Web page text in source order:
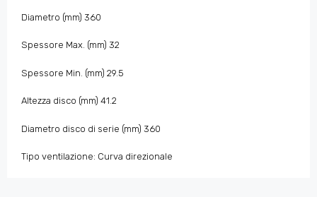
Diametro (mm) 360
Spessore Max. (mm) 32
Spessore Min. (mm) 29.5
Altezza disco (mm) 41.2
Diametro disco di serie (mm) 360
Tipo ventilazione: Curva direzionale